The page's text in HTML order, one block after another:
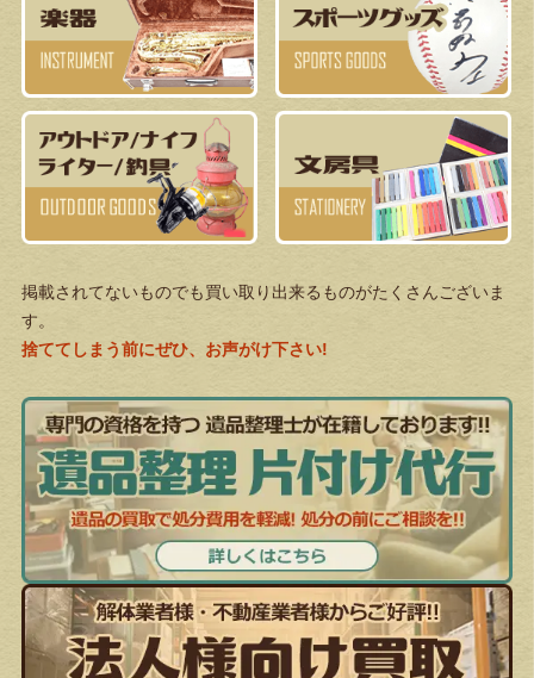
掲載されてないものでも買い取り出来るものがたくさんございま
す。
捨ててしまう前にぜひ、お声がけ下さい!